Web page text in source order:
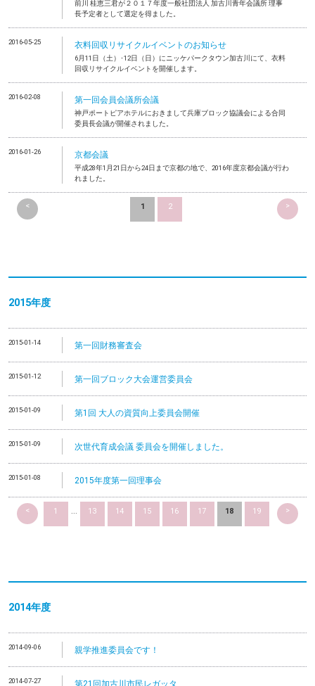
前川 桂恵三君が２０１７年度一般社団法人 加古川青年会議所 理事
長予定者として選定を得ました。
2016-05-25 衣料回収リサイクルイベントのお知らせ
6月11日（土）･12日（日）にニッケパークタウン加古川にて、衣料
回収リサイクルイベントを開催します。
2016-02-08 第一回会員会議所会議
神戸ポートピアホテルにおきまして兵庫ブロック協議会による合同
委員長会議が開催されました。
2016-01-26 京都会議
平成28年1月21日から24日まで京都の地で、2016年度京都会議が行わ
れました。
< 1 2 >
2015年度
2015-01-14 第一回財務審査会
2015-01-12 第一回ブロック大会運営委員会
2015-01-09 第1回 大人の資質向上委員会開催
2015-01-09 次世代育成会議 委員会を開催しました。
2015-01-08 2015年度第一回理事会
< 1 ... 13 14 15 16 17 18 19 >
2014年度
2014-09-06 親学推進委員会です！
2014-07-27 第21回加古川市民レガッタ